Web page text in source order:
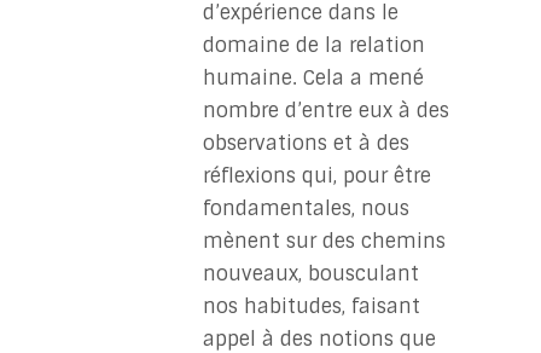
d’expérience dans le
domaine de la relation
humaine. Cela a mené
nombre d’entre eux à des
observations et à des
réflexions qui, pour être
fondamentales, nous
mènent sur des chemins
nouveaux, bousculant
nos habitudes, faisant
appel à des notions que